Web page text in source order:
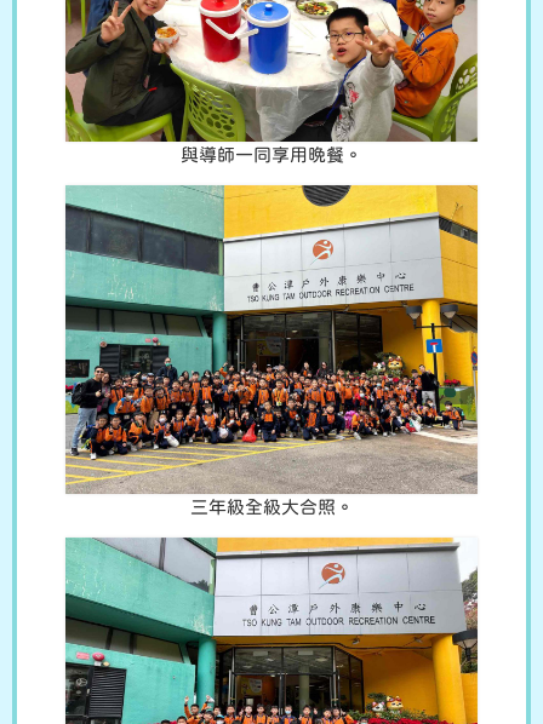
與導師一同享用晚餐。
三年級全級大合照。